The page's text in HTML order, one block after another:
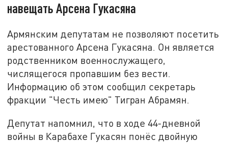
навещать Арсена Гукасяна
Армянским депутатам не позволяют посетить
арестованного Арсена Гукасяна. Он является
родственником военнослужащего,
числящегося пропавшим без вести.
Информацию об этом сообщил секретарь
фракции "Честь имею" Тигран Абрамян.
Депутат напомнил, что в ходе 44-дневной
войны в Карабахе Гукасян понёс двойную